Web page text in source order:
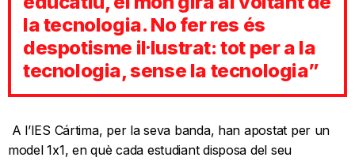
la tecnologia. No fer res és
despotisme il·lustrat: tot per a la
tecnologia, sense la tecnologia”
A l’IES Cártima, per la seva banda, han apostat per un
model 1x1, en què cada estudiant disposa del seu